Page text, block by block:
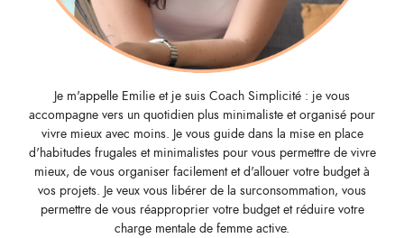
Je m'appelle Emilie et je suis Coach Simplicité : je vous
accompagne vers un quotidien plus minimaliste et organisé pour
vivre mieux avec moins. Je vous guide dans la mise en place
d'habitudes frugales et minimalistes pour vous permettre de vivre
mieux, de vous organiser facilement et d'allouer votre budget à
vos projets. Je veux vous libérer de la surconsommation, vous
permettre de vous réapproprier votre budget et réduire votre
charge mentale de femme active.